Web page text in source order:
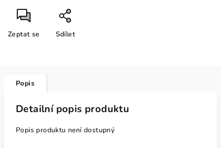
Zeptat se Sdílet
Popis
Detailní popis produktu
Popis produktu není dostupný